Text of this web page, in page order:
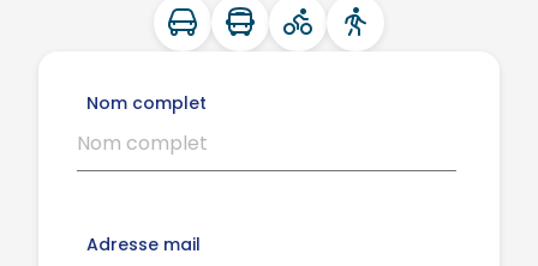
Nom complet
Adresse mail